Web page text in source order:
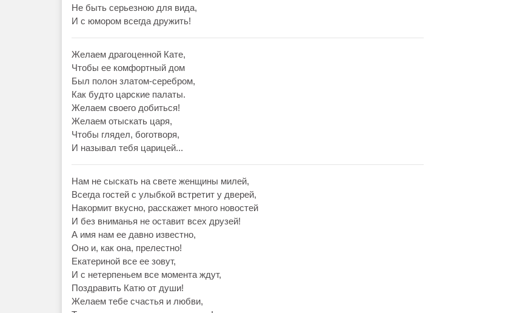
Не быть серьезною для вида,
И с юмором всегда дружить!
Желаем драгоценной Кате,
Чтобы ее комфортный дом
Был полон златом-серебром,
Как будто царские палаты.
Желаем своего добиться!
Желаем отыскать царя,
Чтобы глядел, боготворя,
И называл тебя царицей...
Нам не сыскать на свете женщины милей,
Всегда гостей с улыбкой встретит у дверей,
Накормит вкусно, расскажет много новостей
И без вниманья не оставит всех друзей!
А имя нам ее давно известно,
Оно и, как она, прелестно!
Екатериной все ее зовут,
И с нетерпеньем все момента ждут,
Поздравить Катю от души!
Желаем тебе счастья и любви,